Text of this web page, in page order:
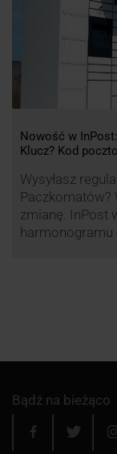
Nowość w
Klucz? Kod
Wysyłasz
Paczkomatów?
zmianę. InPost
harmonogramu
Bądź na bieżąco